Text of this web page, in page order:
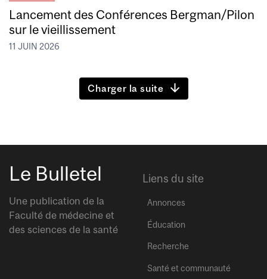
Lancement des Conférences Bergman/Pilon
sur le vieillissement
11 JUIN 2026
Charger la suite
Le Bulletel
Une publication de la
Faculté de médecine et
des sciences de la santé
Liens du site
Annonces
Éducation
Recherche
Santé et communauté